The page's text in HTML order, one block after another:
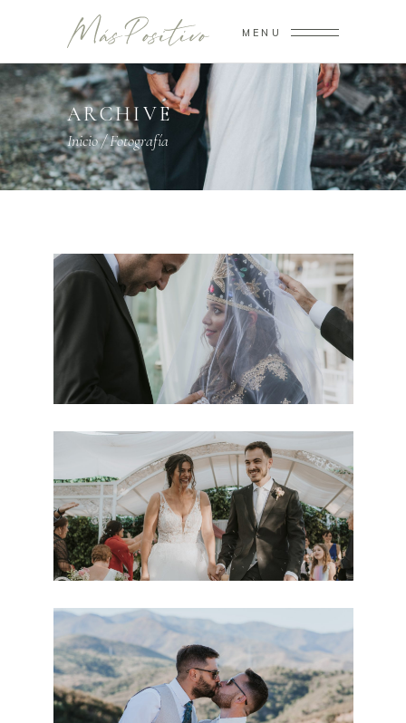
MENU
ARCHIVE
Inicio/Fotografía